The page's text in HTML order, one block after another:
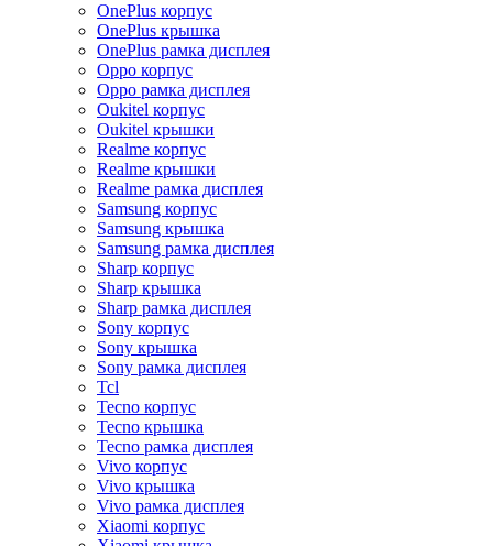
OnePlus корпус
OnePlus крышка
OnePlus рамка дисплея
Oppo корпус
Oppo рамка дисплея
Oukitel корпус
Oukitel крышки
Realme корпус
Realme крышки
Realme рамка дисплея
Samsung корпус
Samsung крышка
Samsung рамка дисплея
Sharp корпус
Sharp крышка
Sharp рамка дисплея
Sony корпус
Sony крышка
Sony рамка дисплея
Tcl
Tecno корпус
Tecno крышка
Tecno рамка дисплея
Vivo корпус
Vivo крышка
Vivo рамка дисплея
Xiaomi корпус